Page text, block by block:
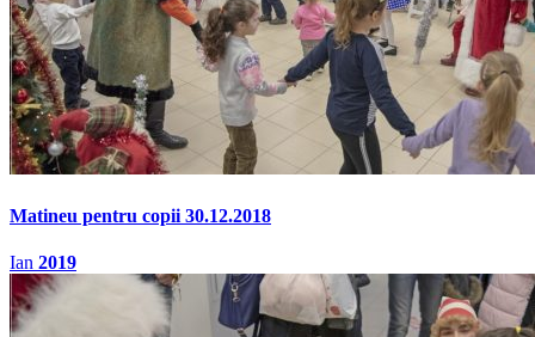
Matineu pentru copii 30.12.2018
Ian 2019